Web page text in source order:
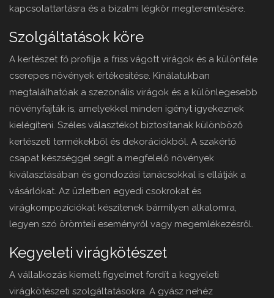
kapcsolattartásra és a bizalmi légkör megteremtésére.
Szolgáltatások köre
A kertészet fő profilja a friss vágott virágok és a különféle
cserepes növények értékesítése. Kínálatukban
megtalálhatóak a szezonális virágok és a különlegesebb
növényfajták is, amelyekkel minden igényt igyekeznek
kielégíteni. Széles választékot biztosítanak különböző
kertészeti termékekből és dekorációkból. A szakértő
csapat készséggel segít a megfelelő növények
kiválasztásában és gondozási tanácsokkal is ellátják a
vásárlókat. Az üzletben egyedi csokrokat és
virágkompozíciókat készítenek bármilyen alkalomra,
legyen szó örömteli eseményről vagy megemlékezésről.
Kegyeleti virágkötészet
A vállalkozás kiemelt figyelmet fordít a kegyeleti
virágkötészeti szolgáltatásokra. A gyász nehéz